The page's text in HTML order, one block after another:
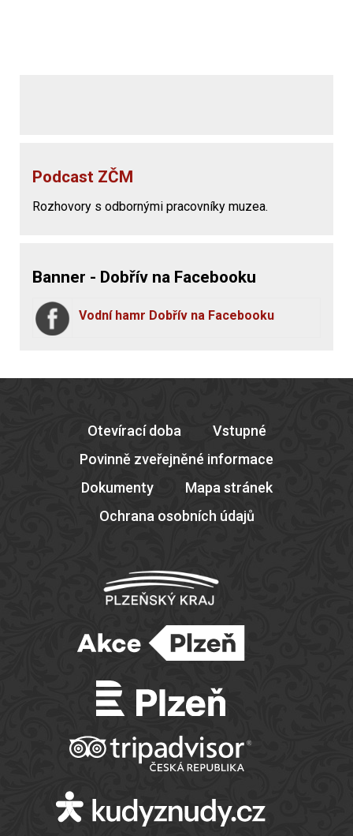
Podcast ZČM
Rozhovory s odbornými pracovníky muzea.
Banner - Dobřív na Facebooku
Vodní hamr Dobřív na Facebooku
Otevírací doba
Vstupné
Povinně zveřejněné informace
Dokumenty
Mapa stránek
Ochrana osobních údajů